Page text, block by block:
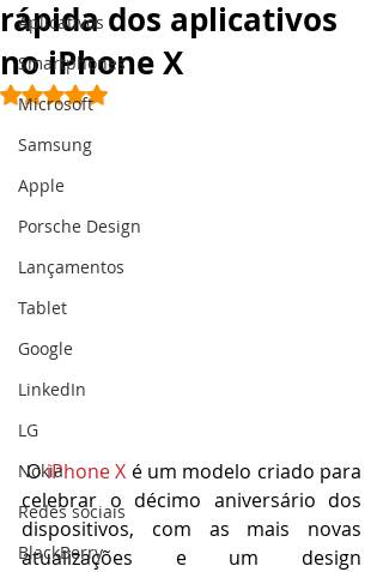
Aplicativos
Smartphones
Microsoft
Samsung
Apple
Porsche Design
Lançamentos
Tablet
Google
LinkedIn
LG
Nokia
Redes sociais
BlackBerry
rápida dos aplicativos
no iPhone X
Avaliado com NaN de 5 estrelas.
O iPhone X é um modelo criado para
celebrar o décimo aniversário dos
dispositivos, com as mais novas
atualizações e um design